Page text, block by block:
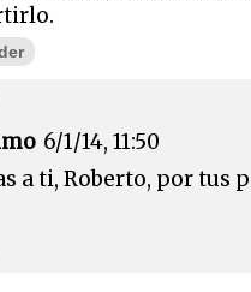
6/1/14, 11:50
a ti, Roberto, por tus